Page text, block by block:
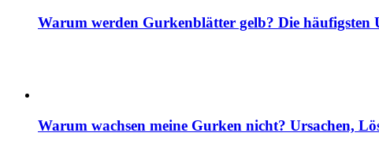
Warum werden Gurkenblätter gelb? Die häufigsten
Warum wachsen meine Gurken nicht? Ursachen,